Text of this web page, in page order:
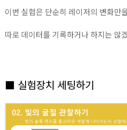
이번 실험은 단순히 레이저의 변화만
따로 데이터를 기록하거나 하지는 않
■ 실험장치 세팅하기